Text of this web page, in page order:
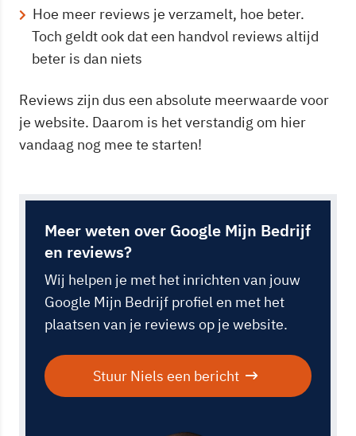
Hoe meer reviews je verzamelt, hoe beter.
Toch geldt ook dat een handvol reviews altijd
beter is dan niets
Reviews zijn dus een absolute meerwaarde voor
je website. Daarom is het verstandig om hier
vandaag nog mee te starten!
Meer weten over Google Mijn Bedrijf
en reviews?
Wij helpen je met het inrichten van jouw
Google Mijn Bedrijf profiel en met het
plaatsen van je reviews op je website.
Stuur Niels een bericht